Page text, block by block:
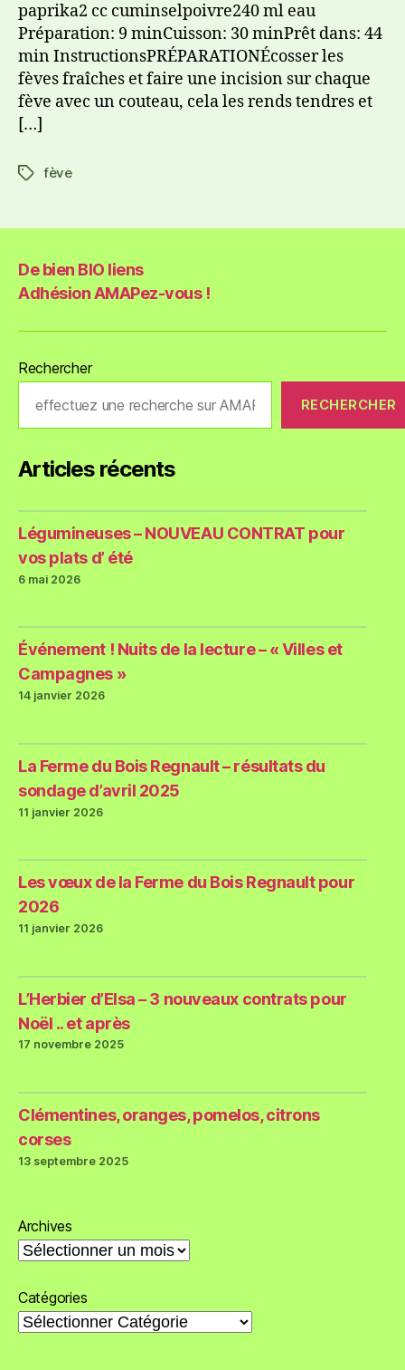
paprika2 cc cuminselpoivre240 ml eau
Préparation: 9 minCuisson: 30 minPrêt dans: 44
min InstructionsPRÉPARATIONÉcosser les
fèves fraîches et faire une incision sur chaque
fève avec un couteau, cela les rends tendres et
[…]
fève
De bien BIO liens
Adhésion AMAPez-vous !
Rechercher
RECHERCHER
Articles récents
Légumineuses – NOUVEAU CONTRAT pour
vos plats d’ été
6 mai 2026
Événement ! Nuits de la lecture – « Villes et
Campagnes »
14 janvier 2026
La Ferme du Bois Regnault – résultats du
sondage d’avril 2025
11 janvier 2026
Les vœux de la Ferme du Bois Regnault pour
2026
11 janvier 2026
L’Herbier d’Elsa – 3 nouveaux contrats pour
Noël .. et après
17 novembre 2025
Clémentines, oranges, pomelos, citrons
corses
13 septembre 2025
Archives
Catégories